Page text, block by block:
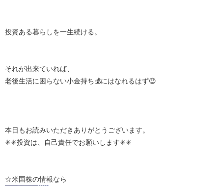
投資ある暮らしを一生続ける。
それが出来ていれば、
老後生活に困らない小金持ち💰にはなれるはず😉
本日もお読みいただきありがとうございます。
✳✳投資は、自己責任でお願いします✳✳
☆米国株の情報なら